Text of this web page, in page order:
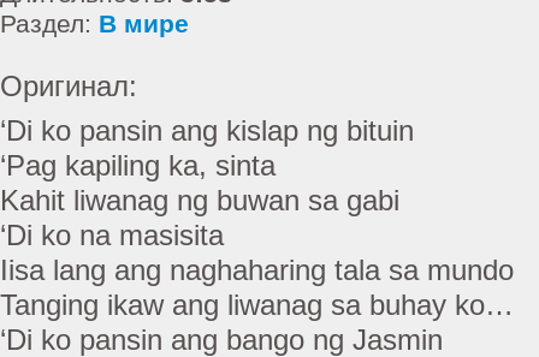
Раздел: В мире
Оригинал:
‘Di ko pansin ang kislap ng bituin
‘Pag kapiling ka, sinta
Kahit liwanag ng buwan sa gabi
‘Di ko na masisita
Iisa lang ang naghaharing tala sa mundo
Tanging ikaw ang liwanag sa buhay ko…
‘Di ko pansin ang bango ng Jasmin